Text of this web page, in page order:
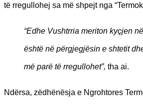
të rregullohej sa më shpejt nga
“Edhe Vushtrria meriton kyçjen në
është në përgjegjësin e shtetit
më parë të rregullohet”, tha ai.
Ndërsa, zëdhënësja e Ngrohtores